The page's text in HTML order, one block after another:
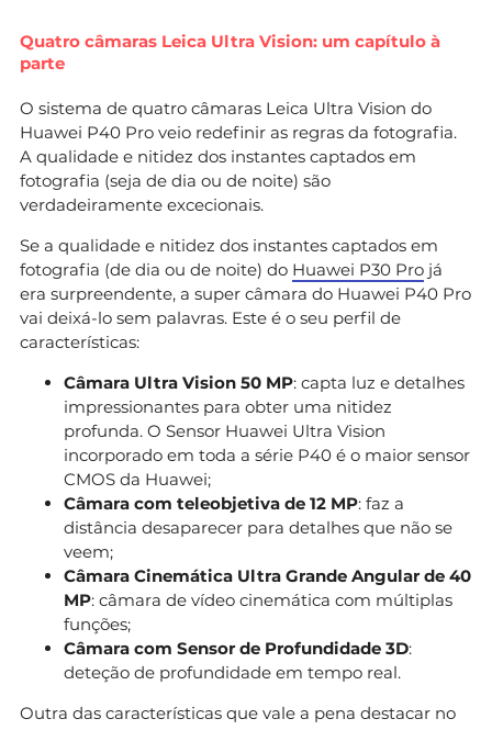
Quatro câmaras Leica Ultra Vision: um capítulo à
parte
O sistema de quatro câmaras Leica Ultra Vision do
Huawei P40 Pro veio redefinir as regras da fotografia.
A qualidade e nitidez dos instantes captados em
fotografia (seja de dia ou de noite) são
verdadeiramente excecionais.
Se a qualidade e nitidez dos instantes captados em
fotografia (de dia ou de noite) do Huawei P30 Pro já
era surpreendente, a super câmara do Huawei P40 Pro
vai deixá-lo sem palavras. Este é o seu perfil de
características:
Câmara Ultra Vision 50 MP: capta luz e detalhes
impressionantes para obter uma nitidez
profunda. O Sensor Huawei Ultra Vision
incorporado em toda a série P40 é o maior sensor
CMOS da Huawei;
Câmara com teleobjetiva de 12 MP: faz a
distância desaparecer para detalhes que não se
veem;
Câmara Cinemática Ultra Grande Angular de 40
MP: câmara de vídeo cinemática com múltiplas
funções;
Câmara com Sensor de Profundidade 3D:
deteção de profundidade em tempo real.
Outra das características que vale a pena destacar no